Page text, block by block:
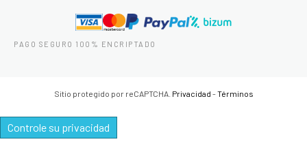
PAGO SEGURO 100% ENCRIPTADO
Sitio protegido por reCAPTCHA. Privacidad -Términos
Controle su privacidad